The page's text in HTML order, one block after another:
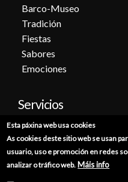
Barco-Museo
Tradición
Fiestas
Sabores
Emociones
Servicios
Cita previa
Sede electrónica
Catálogo de trámites
Esta páxina web usa cookies
As cookies deste sitio web se usan
usuario, uso e promoción en redes
analizar o tráfico web. Máis info